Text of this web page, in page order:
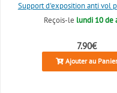
Support d'exposition anti vol
Reçois-le lundi 10 de
7.90€
Ajouter au